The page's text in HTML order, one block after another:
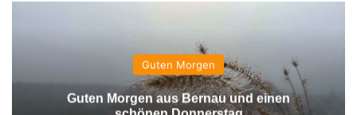
Guten Morgen
Guten Morgen aus Bernau und einen